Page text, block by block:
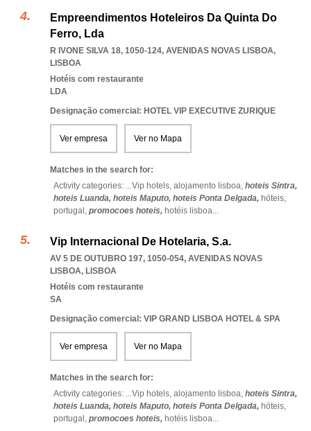
Empreendimentos Hoteleiros Da Quinta Do
Ferro, Lda
R IVONE SILVA 18, 1050-124, AVENIDAS NOVAS LISBOA,
LISBOA
Hotéis com restaurante
LDA
Designação comercial: HOTEL VIP EXECUTIVE ZURIQUE
Ver empresa Ver no Mapa
Matches in the search for:
Activity categories: ...Vip hotels, alojamento lisboa, hoteis Sintra,
hoteis Luanda, hoteis Maputo, hoteis Ponta Delgada, hóteis,
portugal, promocoes hoteis, hotéis lisboa...
Vip Internacional De Hotelaria, S.a.
AV 5 DE OUTUBRO 197, 1050-054, AVENIDAS NOVAS
LISBOA, LISBOA
Hotéis com restaurante
SA
Designação comercial: VIP GRAND LISBOA HOTEL & SPA
Ver empresa Ver no Mapa
Matches in the search for:
Activity categories: ...Vip hotels, alojamento lisboa, hoteis Sintra,
hoteis Luanda, hoteis Maputo, hoteis Ponta Delgada, hóteis,
portugal, promocoes hoteis, hotéis lisboa...